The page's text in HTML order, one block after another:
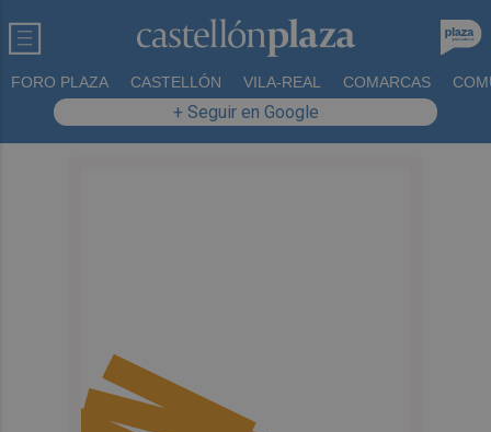
FORO PLAZA CASTELLÓN VILA-REAL COMARCAS
+ Seguir en Google